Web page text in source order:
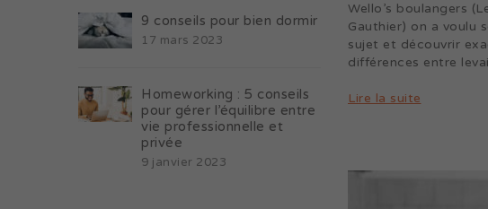
Wello’s boulangers
Gauthier) on a voulu
sujet et découvrir
différences entre
Lire la suite
9 conseils pour bien dormir
17 mars 2023
Homeworking : 5 conseils
pour gérer l’équilibre entre
vie professionnelle et
privée
9 janvier 2023